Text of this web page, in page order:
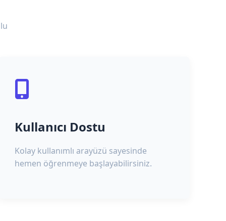
Kullanıcı Dostu
Kolay kullanımlı arayüzü sayesinde
hemen öğrenmeye başlayabilirsiniz.